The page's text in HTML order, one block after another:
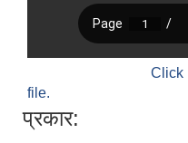
file.
प्रकार: